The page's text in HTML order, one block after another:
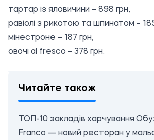
тартар із яловичини – 898 грн,
равіолі з рикотою та шпинатом –
мінестроне – 187 грн,
овочі al fresco – 378 грн.
Читайте також
ТОП-10 закладів харчування
Franco — новий ресторан у